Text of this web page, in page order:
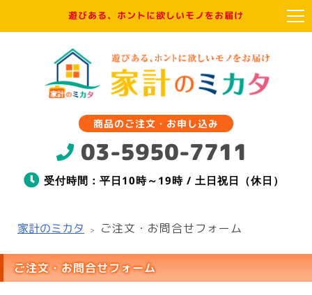
遊びある、ホントに欲しいモノをお届け
商品のご注文・お申し込み
03-5950-7711
受付時間：平日10時～19時 / 土日祝日（休日）
家計のミカタ > ご注文・お問合せフォーム
ご注文・お問合せフォーム